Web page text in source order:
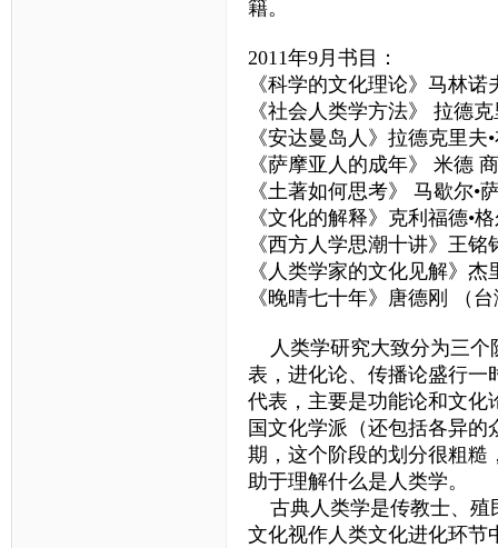
籍。
2011年9月书目：
《科学的文化理论》马林
《社会人类学方法》 拉德
《安达曼岛人》拉德克里
《萨摩亚人的成年》 米德
《土著如何思考》 马歇尔•
《文化的解释》克利福德•
《西方人学思潮十讲》王
《人类学家的文化见解》杰
《晚晴七十年》唐德刚 （
人类学研究大致分为三个
表，进化论、传播论盛行一
代表，主要是功能论和文化
国文化学派（还包括各异
期，这个阶段的划分很粗糙
助于理解什么是人类学。
古典人类学是传教士、殖
文化视作人类文化进化环节